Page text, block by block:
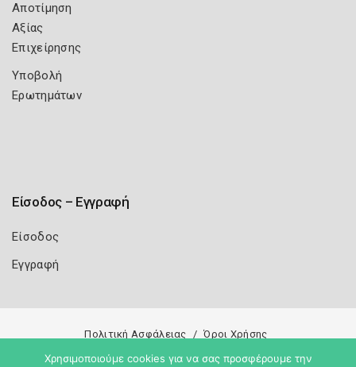
Αποτίμηση
Αξίας
Επιχείρησης
Υποβολή
Ερωτημάτων
Είσοδος – Εγγραφή
Είσοδος
Εγγραφή
Πολιτική Ασφάλειας Όροι Χρήσης
Copyright 2026 Knowledge A.E.
Χρησιμοποιούμε cookies για να σας προσφέρουμε την